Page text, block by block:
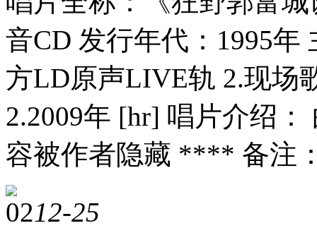
音CD 发行年代：1995年
方LD原声LIVE轨 2.现场
2.2009年 [hr] 唱片介绍
容被作者隐藏 **** 备注
0212-25